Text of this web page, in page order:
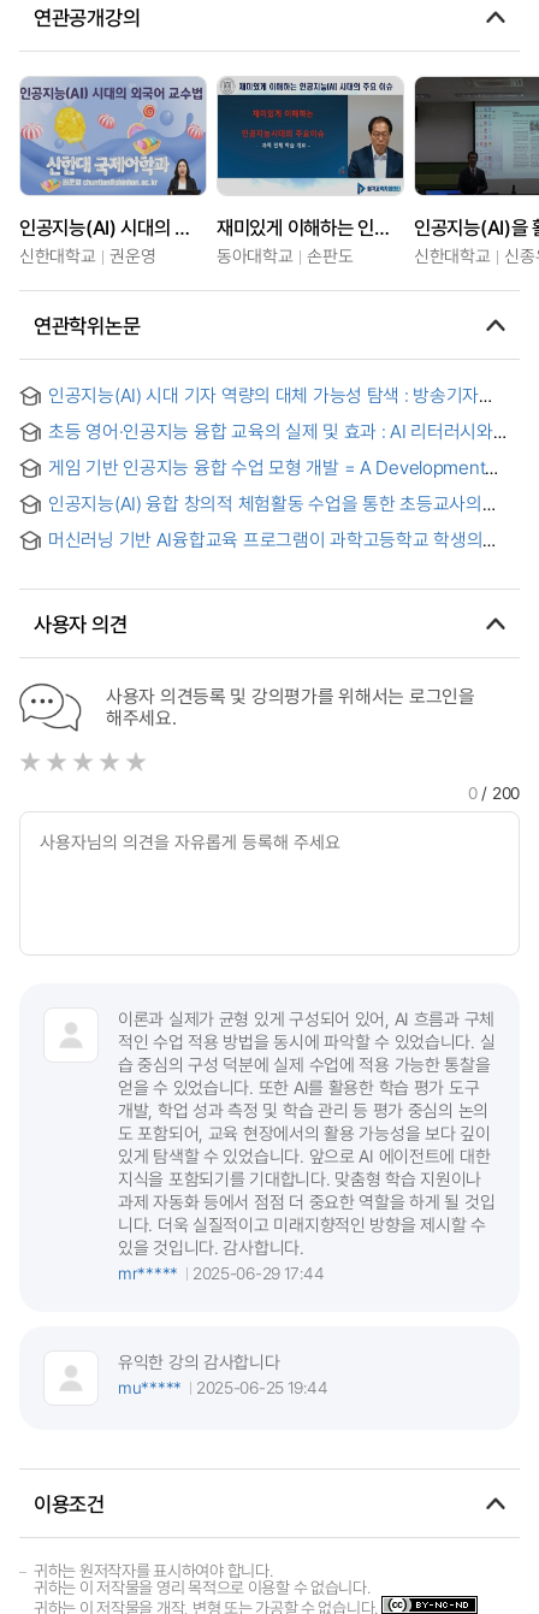
연관공개강의
인공지능(AI) 시대의 외국어 교수법
신한대학교 권운영
재미있게 이해하는 인공지능(AI)시대의 주요 이슈
동아대학교 손판도 신한대학교 신
연관학위논문
인공지능(AI) 시대 기자 역량의 대체 가능성 탐색 : 방송기자
Journalistic Competence in the Age of Artificial
Intelligence: A Task-Based Analysis of Broadcast
Journalists
초등 영어·인공지능 융합 교육의 실제 및 효과 : AI 리터러시와
Effectiveness of Elementary English and Artificial
Intelligence Convergence Education - Focusing on AI
Literacy, English Academic Achievement, and Students'
Perception
게임 기반 인공지능 융합 수업 모형 개발 = A Development
Intelligence(AI) Integrated Education
인공지능(AI) 융합 창의적 체험활동 수업을 통한 초등교사의
School Teachers' Artificial Intelligence Teaching
Activities Class
머신러닝 기반 AI융합교육 프로그램이 과학고등학교 학생의
High School Students
사용자 의견
사용자 의견등록 및 강의평가를 위해서는 로그인을
해주세요.
0/ 200
이론과 실제가 균형 있게 구성되어 있어, AI 흐름과 구체
적인 수업 적용 방법을 동시에 파악할 수 있었습니다. 실
습 중심의 구성 덕분에 실제 수업에 적용 가능한 통찰을
얻을 수 있었습니다. 또한 AI를 활용한 학습 평가 도구
개발, 학업 성과 측정 및 학습 관리 등 평가 중심의 논의
도 포함되어, 교육 현장에서의 활용 가능성을 보다 깊이
있게 탐색할 수 있었습니다. 앞으로 AI 에이전트에 대한
지식을 포함되기를 기대합니다. 맞춤형 학습 지원이나
과제 자동화 등에서 점점 더 중요한 역할을 하게 될 것입
니다. 더욱 실질적이고 미래지향적인 방향을 제시할 수
있을 것입니다. 감사합니다.
mr*****
2025-06-29 17:44
유익한 강의 감사합니다
mu*****
2025-06-25 19:44
이용조건
귀하는 원저작자를 표시하여야 합니다.
귀하는 이 저작물을 영리 목적으로 이용할 수 없습니다.
귀하는 이 저작물을 개작, 변형 또는 가공할 수 없습니다.